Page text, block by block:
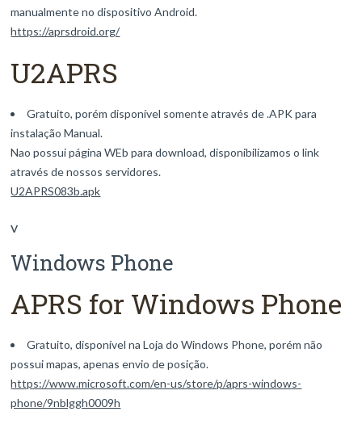
manualmente no dispositivo Android.
https://aprsdroid.org/
U2APRS
Gratuito, porém disponível somente através de .APK para
instalação Manual.
Nao possui página WEb para download, disponibilizamos o link
através de nossos servidores.
U2APRS083b.apk
v
Windows Phone
APRS for Windows Phone
Gratuito, disponível na Loja do Windows Phone, porém não
possui mapas, apenas envio de posição.
https://www.microsoft.com/en-us/store/p/aprs-windows-
phone/9nblggh0009h